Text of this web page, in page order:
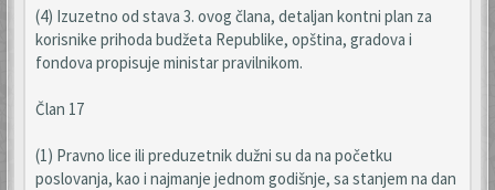
(4) Izuzetno od stava 3. ovog člana, detaljan kontni plan za
korisnike prihoda budžeta Republike, opština, gradova i
fondova propisuje ministar pravilnikom.
Član 17
(1) Pravno lice ili preduzetnik dužni su da na početku
poslovanja, kao i najmanje jednom godišnje, sa stanjem na dan